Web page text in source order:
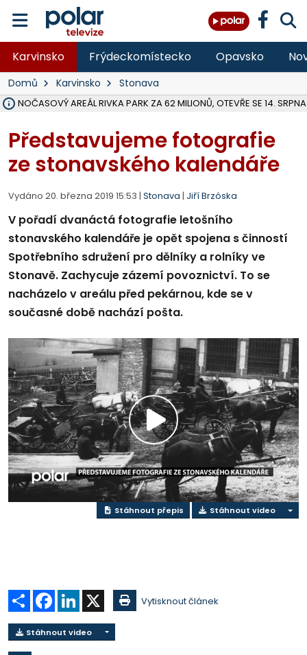
Karvinsko Frýdeckomístecko Opavsko
Domů Karvinsko Stonava
AREÁL RIVKA PARK ZA 62 MILIONŮ, OTEVŘE SE 14. SRPNA
Představujeme fotografie
ze stonavského kalendáře
Vydáno 20. března 2019 15:53 | Stonava | Jiří Brzóska
V pořadí dvanáctá fotografie letošního
stonavského kalendáře je opět spojena s činností
Spotřebního sdružení pro dělníky a rolníky ve
Stonavě. Zachycuje zázemí povoznictví. To se
nacházelo v areálu před pekárnou, kde se v
současné době nachází pošta.
Přehrát
video
Stáhnout přepis Stáhnout video
Sdílet Facebook
LinkedIn Vytisknout článek
Stáhnout video